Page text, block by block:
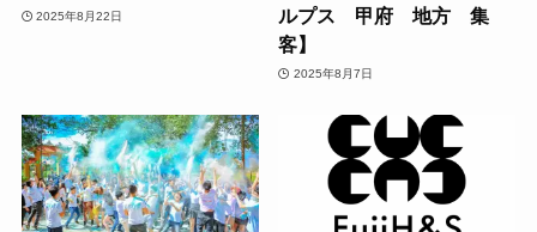
2025年8月22日
ルプス 甲府 地方 集
客】
2025年8月7日